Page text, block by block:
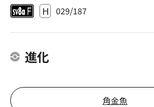
H 029/187
進化
角金魚